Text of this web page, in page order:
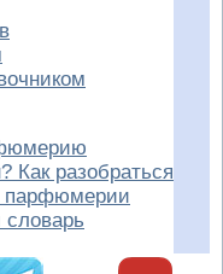
Как разобраться
парфюмерии